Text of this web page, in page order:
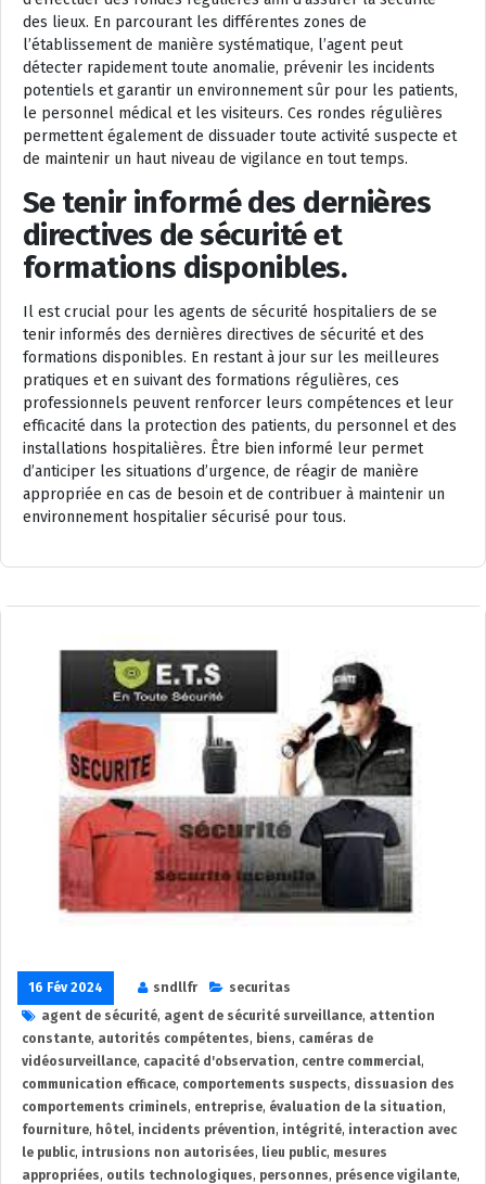
des lieux. En parcourant les différentes zones de
l’établissement de manière systématique, l’agent peut
détecter rapidement toute anomalie, prévenir les incidents
potentiels et garantir un environnement sûr pour les patients,
le personnel médical et les visiteurs. Ces rondes régulières
permettent également de dissuader toute activité suspecte et
de maintenir un haut niveau de vigilance en tout temps.
Se tenir informé des dernières
directives de sécurité et
formations disponibles.
Il est crucial pour les agents de sécurité hospitaliers de se
tenir informés des dernières directives de sécurité et des
formations disponibles. En restant à jour sur les meilleures
pratiques et en suivant des formations régulières, ces
professionnels peuvent renforcer leurs compétences et leur
efficacité dans la protection des patients, du personnel et des
installations hospitalières. Être bien informé leur permet
d’anticiper les situations d’urgence, de réagir de manière
appropriée en cas de besoin et de contribuer à maintenir un
environnement hospitalier sécurisé pour tous.
16 Fév 2024 sndllfr
securitas
agent de sécurité, agent de sécurité surveillance, attention
constante, autorités compétentes, biens, caméras de
vidéosurveillance, capacité d'observation, centre commercial,
communication efficace, comportements suspects, dissuasion des
comportements criminels, entreprise, évaluation de la situation,
fourniture, hôtel, incidents prévention, intégrité, interaction avec
le public, intrusions non autorisées, lieu public, mesures
appropriées, outils technologiques, personnes, présence vigilante,